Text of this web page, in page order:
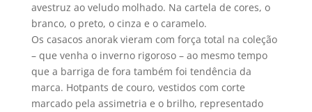
avestruz ao veludo molhado. Na cartela de cores, o
branco, o preto, o cinza e o caramelo.
Os casacos anorak vieram com força total na coleção
– que venha o inverno rigoroso – ao mesmo tempo
que a barriga de fora também foi tendência da
marca. Hotpants de couro, vestidos com corte
marcado pela assimetria e o brilho, representado